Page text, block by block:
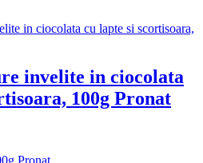
invelite in ciocolata
100g Pronat